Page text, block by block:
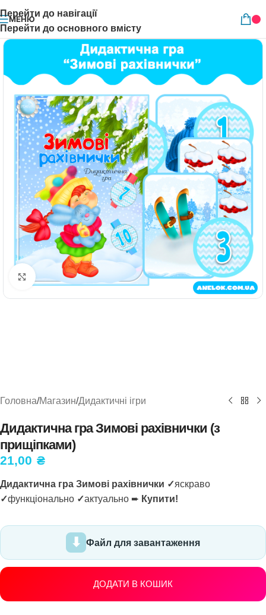
Перейти до навігації
Перейти до основного вмісту
МЕНЮ
Натисніть, щоб збільшити
Головна/Магазин/Дидактичні ігри
Дидактична гра Зимові рахівнички (з
прищіпками)
21,00 ₴
Дидактична гра Зимові рахівнички ✓яскраво
✓функціонально ✓актуально ➨ Купити!
Файл для завантаження
ДОДАТИ В КОШИК